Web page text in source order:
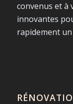
convenus et à
innovantes
rapidement un